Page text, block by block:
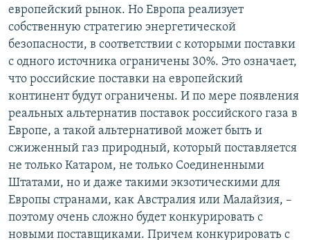
европейский рынок. Но Европа реализует
собственную стратегию энергетической
безопасности, в соответствии с которыми поставки
с одного источника ограничены 30%. Это означает,
что российские поставки на европейский
континент будут ограничены. И по мере появления
реальных альтернатив поставок российского газа в
Европе, а такой альтернативой может быть и
сжиженный газ природный, который поставляется
не только Катаром, не только Соединенными
Штатами, но и даже такими экзотическими для
Европы странами, как Австралия или Малайзия, –
поэтому очень сложно будет конкурировать с
новыми поставщиками. Причем конкурировать с